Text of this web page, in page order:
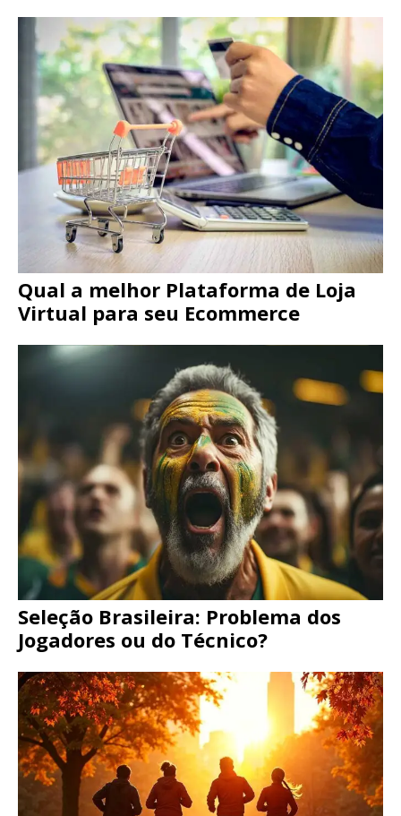
Qual a melhor Plataforma de Loja
Virtual para seu Ecommerce
Seleção Brasileira: Problema dos
Jogadores ou do Técnico?